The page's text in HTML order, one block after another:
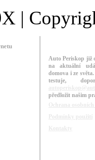
|
Auto Periskop již
na aktuální
domova i ze
testuje,
předložit našim